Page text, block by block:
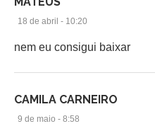
18 de abril - 10:20
nem eu consigui baixar
CAMILA CARNEIRO
9 de maio - 8:58